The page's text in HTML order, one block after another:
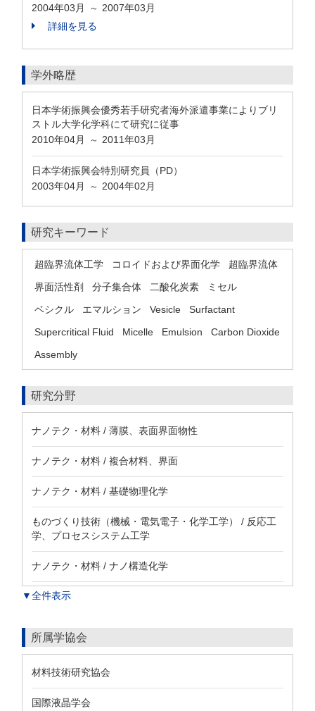
2004年03月
～ 2007年03月
詳細を見る
学外略歴
日本学術振興会優秀若手研究者海外派遣事業によりブリ
ストル大学化学科にて研究に従事
2010年04月
～ 2011年03月
日本学術振興会特別研究員（PD）
2003年04月
～ 2004年02月
研究キーワード
超臨界流体工学 コロイドおよび界面化学
超臨界流体
界面活性剤
分子集合体 二酸化炭素
ミセル
ベシクル
エマルション Vesicle
Surfactant
Supercritical Fluid
Micelle Emulsion
Carbon Dioxide
Assembly
研究分野
ナノテク・材料 / 薄膜、表面界面物性
ナノテク・材料 / 複合材料、界面
ナノテク・材料 / 基礎物理化学
ものづくり技術（機械・電気電子・化学工学） / 反応工
学、プロセスシステム工学
ナノテク・材料 / ナノ構造化学
▼全件表示
所属学協会
材料技術研究協会
国際液晶学会